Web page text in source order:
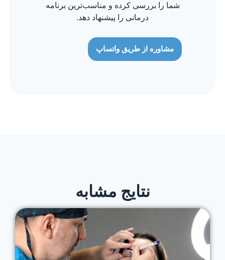
شما را بررسی کرده و مناسب‌ترین برنامه
درمانی را پیشنهاد دهد.
مشاوره از طریق واتساپ
نتایج مشابه